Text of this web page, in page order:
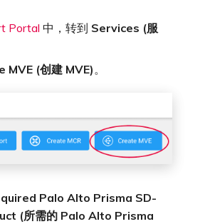
Portal 中，转到 Services (服
MVE (创建 MVE) 。
Palo Alto Prisma SD-
(所需的 Palo Alto Prisma